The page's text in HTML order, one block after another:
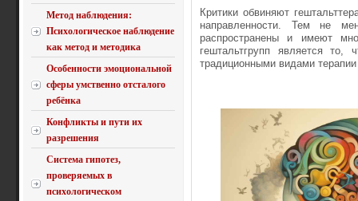
Метод наблюдения:
Психологическое наблюдение
как метод и методика
Особенности эмоциональной
сферы умственно отсталого
ребёнка
Конфликты и пути их
разрешения
Система гипотез,
проверяемых в
психологическом
Критики обвиняют
направленности. Тем не
распространены и имеют
гештальтгрупп является
традиционными видами